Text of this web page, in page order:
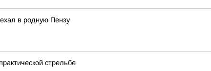
в родную Пензу
стрельбе